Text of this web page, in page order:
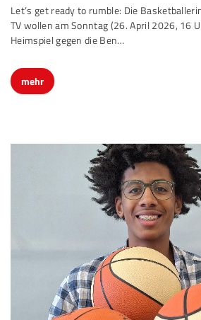
Let’s get ready to rumble: Die
TV wollen am Sonntag (26. April 2026, 16
Heimspiel gegen die Ben…
mehr